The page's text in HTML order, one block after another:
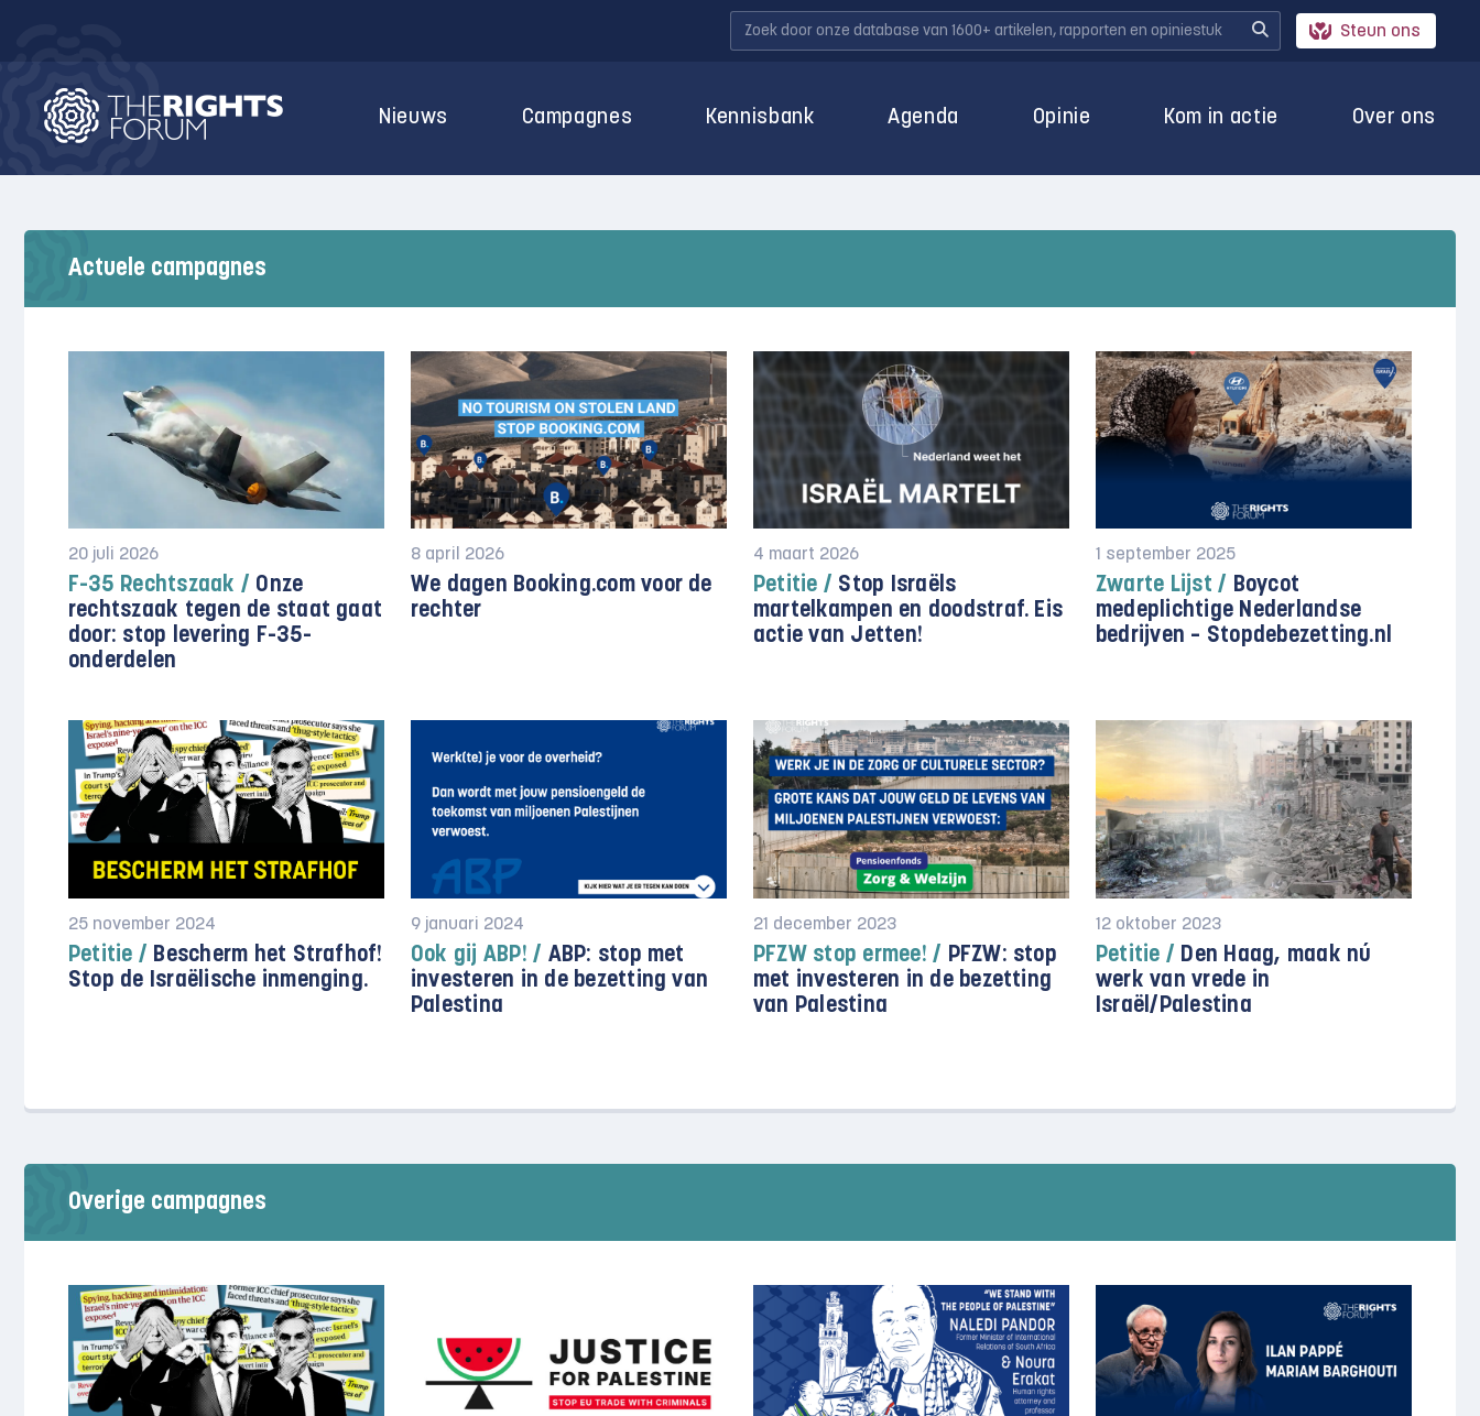
Steun ons
Nieuws Campagnes Kennisbank Agenda Opinie Kom in actie Over ons
Actuele campagnes
20 juli 2026
F-35 Rechtszaak / Onze
rechtszaak tegen de staat gaat
door: stop levering F-35-
onderdelen
8 april 2026
We dagen Booking.com voor de
rechter
4 maart 2026
Petitie / Stop Israëls
martelkampen en doodstraf. Eis
actie van Jetten!
1 september 2025
Zwarte Lijst / Boycot
medeplichtige Nederlandse
bedrijven – Stopdebezetting.nl
25 november 2024
Petitie / Bescherm het Strafhof!
Stop de Israëlische inmenging.
9 januari 2024
Ook gij ABP! / ABP: stop met
investeren in de bezetting van
Palestina
21 december 2023
PFZW stop ermee! / PFZW: stop
met investeren in de bezetting
van Palestina
12 oktober 2023
Petitie / Den Haag, maak nú
werk van vrede in
Israël/Palestina
Overige campagnes